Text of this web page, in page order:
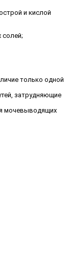
и кислой
только одной
затрудняющие
мочевыводящих